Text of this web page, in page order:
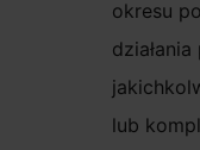
okresu
lub